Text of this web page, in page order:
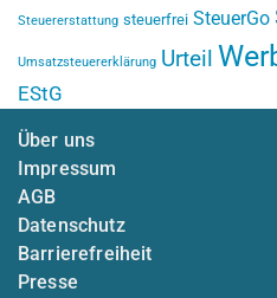
Steuererstattung steuerfrei SteuerGo
Umsatzsteuererklärung Urteil
EStG
Über uns
Impressum
AGB
Datenschutz
Barrierefreiheit
Presse